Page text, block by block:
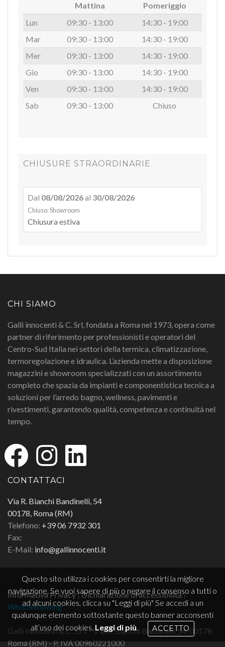
Mattina
Pomeriggio
Lun
09:30 - 13:00
14:30 - 19:00
Mar
09:30 - 13:00
14:30 - 19:00
Mer
09:30 - 13:00
14:30 - 19:00
Gio
09:30 - 13:00
14:30 - 19:00
Ven
09:30 - 13:00
14:30 - 19:00
Sab
09:30 - 13:00 Chiuso
CHIUSURE STRAORDINARIE
Dal 08/08/2026al 30/08/2026
Chiuso: Showroom
Chiusura estiva
CHI SIAMO
Galli innocenti & C. Srl, fondata a Roma nel 1973, opera come
partner di riferimento per professionisti e operatori del
Centro-Sud Italia nei settori della termica, climatizzazione,
termoregolazione e idraulica. L’azienda mette a disposizione
magazzini e showroom specializzati con un assortimento
completo che spazia da impianti e componentistica tecnica a
soluzioni per l’arredo bagno, wellness, pavimenti e
rivestimenti, garantendo qualità, competenza e continuità nel
tempo.
CONTATTACI
Via R. Bianchi Bandinelli, 54
00178, Roma (RM)
Telefono: +39 06 7932 301
Fax:
E-Mail: info@gallinnocenti.it
Informativa Privacy|Dichiarazione di accessibilità|
Whistleblowing
Galli Innocenti & C. S.r.l. - Via R. Bianchi Bandinelli 54, 00178
Roma (RM) - P. IVA 00960221000
Questo sito utilizza i cookies per consentirti la migliore
navigazione. Se vuoi sapere di più o negare il consenso a tutti o
ad alcuni cookies, clicca su "Leggi di più" Se accedi a un
qualunque elemento sottostante questo banner acconsenti
all’uso dei cookies.Leggi di più. ACCETTO